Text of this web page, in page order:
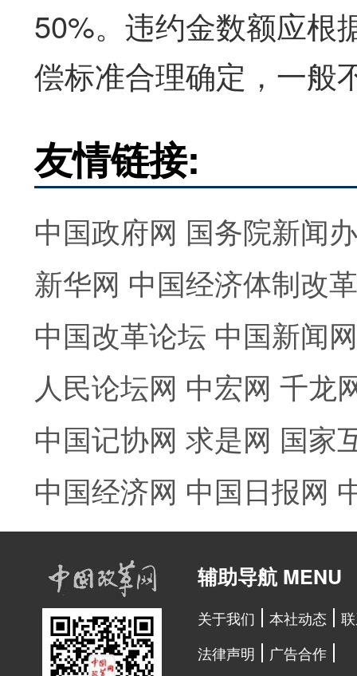
50%。违约金数额应根
偿标准合理确定，一般
友情链接:
中国政府网 国务院新闻
新华网 中国经济体制改
中国改革论坛 中国新闻网
人民论坛网 中宏网 千龙
中国记协网 求是网 国家
中国经济网 中国日报网
辅助导航 MENU
关于我们 本社动态
法律声明
广告合作